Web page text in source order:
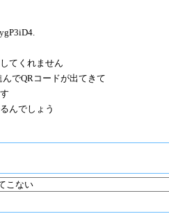
てくれません
でQRコードが出てきて
んでしょう